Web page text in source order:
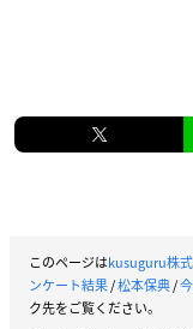
このページはkusuguru株
ンケート結果/松本保典/
ク先をご覧ください。